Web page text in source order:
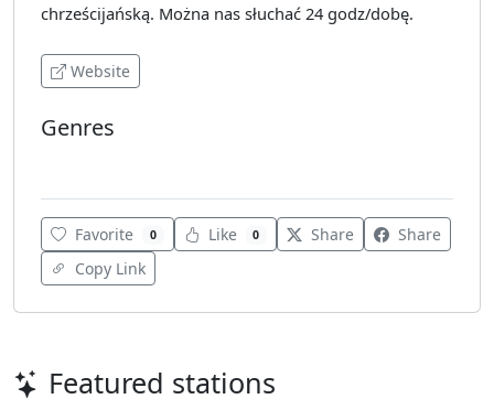
chrześcijańską. Można nas słuchać 24 godz/dobę.
Website
Genres
Favorite 0 Like 0 Share
Share
Copy Link
Featured stations